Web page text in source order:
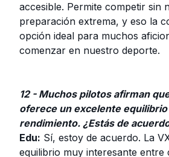
accesible. Permite competir sin
preparación extrema, y eso la
opción ideal para muchos
comenzar en nuestro deporte.
12 - Muchos pilotos afirman
oferece un excelente
rendimiento. ¿Estás de
Edu: Sí, estoy de acuerdo. La
equilibrio muy interesante entre